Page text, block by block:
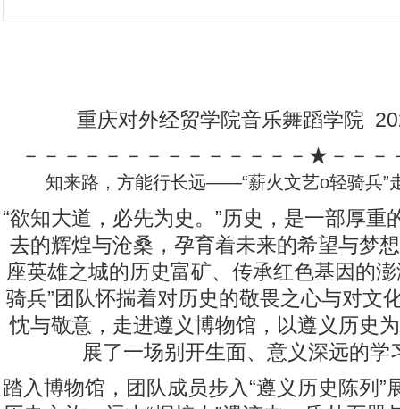
重庆对外经贸学院音乐舞蹈学院
－－－－－－－－－－－－－－★－－－
知来路，方能行长远——“薪火文艺o轻骑兵”
“欲知大道，必先为史。”历史，是一部厚重
去的辉煌与沧桑，孕育着未来的希望与梦
座英雄之城的历史富矿、传承红色基因的
骑兵”团队怀揣着对历史的敬畏之心与对文
忱与敬意，走进遵义博物馆，以遵义历史
展了一场别开生面、意义深远的学
踏入博物馆，团队成员步入“遵义历史陈列”